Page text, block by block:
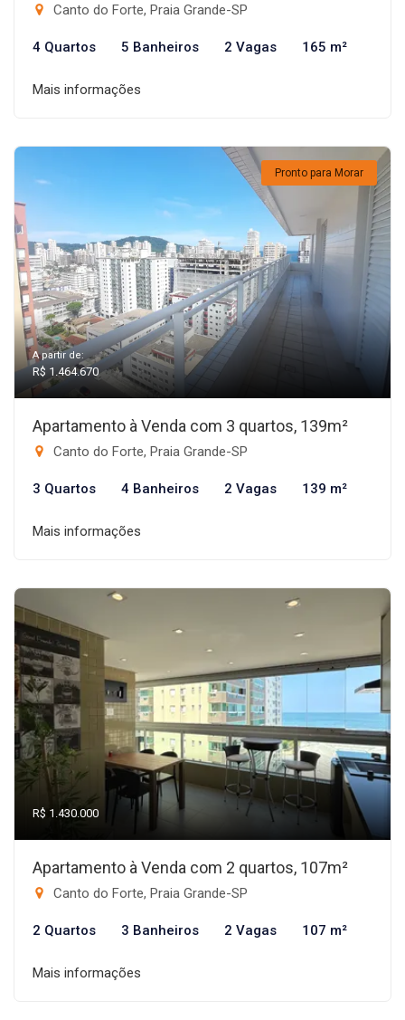
Canto do Forte, Praia Grande-SP
4 Quartos 5 Banheiros 2 Vagas 165 m²
Mais informações
Pronto para Morar
A partir de:
R$ 1.464.670
Apartamento à Venda com 3 quartos, 139m²
Canto do Forte, Praia Grande-SP
3 Quartos 4 Banheiros 2 Vagas 139 m²
Mais informações
R$ 1.430.000
Apartamento à Venda com 2 quartos, 107m²
Canto do Forte, Praia Grande-SP
2 Quartos 3 Banheiros 2 Vagas 107 m²
Mais informações